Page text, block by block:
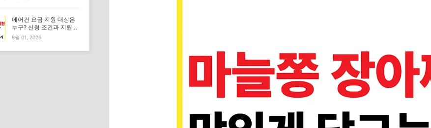
에어컨 요금 지원 대상은
누구? 신청 조건과 지원금
알아보기
8월 01, 2026